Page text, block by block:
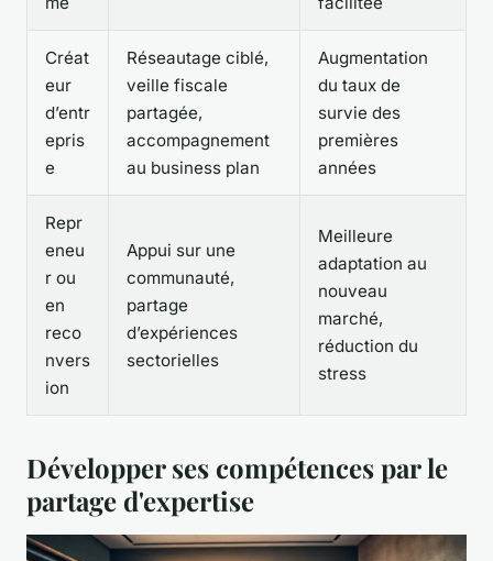
Créat
eur
d’entr
epris
e
Réseautage ciblé,
veille fiscale
partagée,
accompagnement
au business plan
Augmentation
du taux de
survie des
premières
années
Repr
eneu
r ou
en
reco
nvers
ion
Appui sur une
communauté,
partage
d’expériences
sectorielles
Meilleure
adaptation au
nouveau
marché,
réduction du
stress
Développer ses compétences par le
partage d'expertise